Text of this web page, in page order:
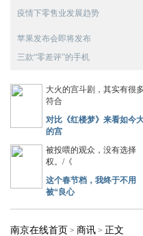
疫情下零售业发展趋势
苹果发布会即将发布
三款“零差评”的手机
大火的宫斗剧，其实有很
符合
对比《红楼梦》来看如今
的宫
被投喂的观众，没有选择
权。/《
这个春节档，我终于不用
被“良心
南京在线首页 > 商讯 > 正文